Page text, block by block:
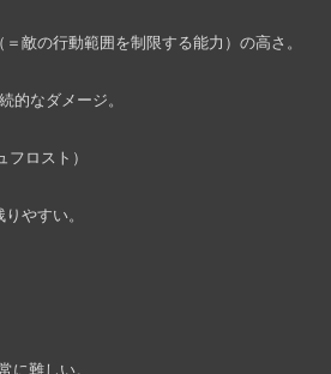
敵の行動範囲を制限する能力）の高さ。
的なダメージ。
フロスト）
やすい。
難しい。